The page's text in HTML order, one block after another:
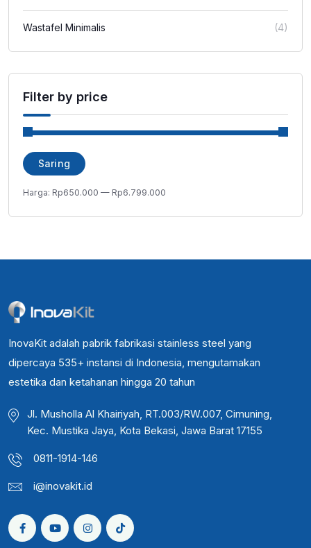
Wastafel Minimalis (4)
Filter by price
Harga
terendah
Harga
tertinggi
Saring
Harga: Rp650.000 — Rp6.799.000
InovaKit adalah pabrik fabrikasi stainless steel yang
dipercaya 535+ instansi di Indonesia, mengutamakan
estetika dan ketahanan hingga 20 tahun
Jl. Musholla Al Khairiyah, RT.003/RW.007, Cimuning,
Kec. Mustika Jaya, Kota Bekasi, Jawa Barat 17155
0811-1914-146
i@inovakit.id